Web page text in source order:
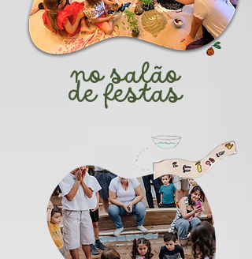
no salão
de festas